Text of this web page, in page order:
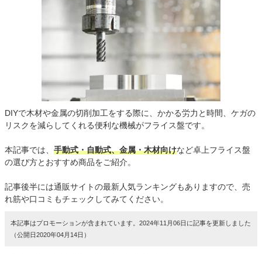
DIYで木材や金属の切削加工をする際に、かかる労力と時間、ケガの
リスクを減らしてくれる便利な機械がフライス盤です。
本記事では、 手動式・自動式、金属・木材向けなど卓上フライス盤
の選び方とおすすめ商品をご紹介。
記事後半には通販サイトの最新人気ランキングもありますので、売
れ筋や口コミもチェックしてみてください。
本記事はプロモーションが含まれています。2024年11月06日に記事を更新しました
（公開日2020年04月14日）